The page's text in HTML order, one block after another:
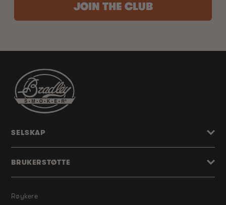
JOIN THE CLUB
Røykere
SELSKAP
BRUKERSTØTTE